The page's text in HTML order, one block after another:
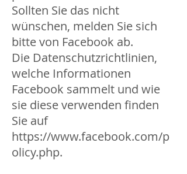
Sollten Sie das nicht
wünschen, melden Sie sich
bitte von Facebook ab.
Die Datenschutzrichtlinien,
welche Informationen
Facebook sammelt und wie
sie diese verwenden finden
Sie auf
https://www.facebook.com/p
olicy.php.